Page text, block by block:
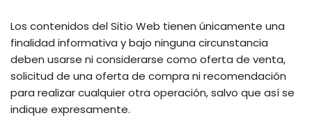
Los contenidos del Sitio Web tienen únicamente una
finalidad informativa y bajo ninguna circunstancia
deben usarse ni considerarse como oferta de venta,
solicitud de una oferta de compra ni recomendación
para realizar cualquier otra operación, salvo que así se
indique expresamente.